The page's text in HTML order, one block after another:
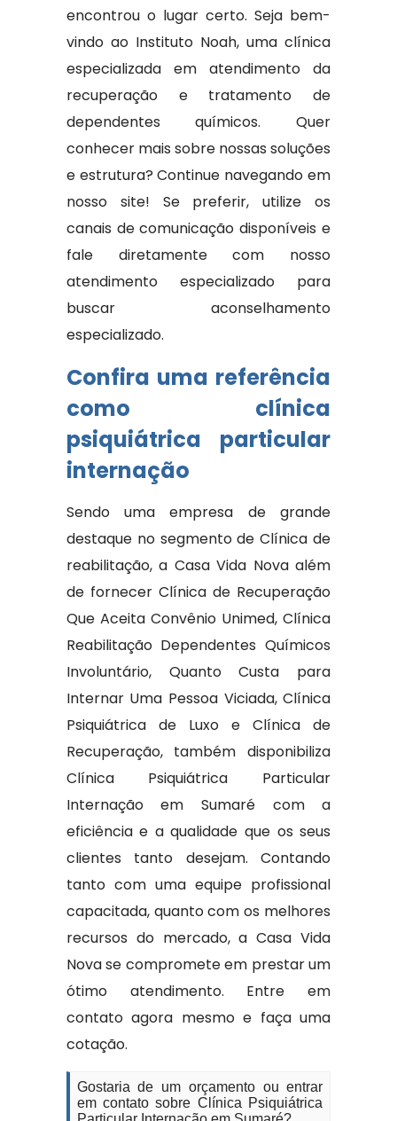
encontrou o lugar certo. Seja bem-
vindo ao Instituto Noah, uma clínica
especializada em atendimento da
recuperação e tratamento de
dependentes químicos. Quer
conhecer mais sobre nossas soluções
e estrutura? Continue navegando em
nosso site! Se preferir, utilize os
canais de comunicação disponíveis e
fale diretamente com nosso
atendimento especializado para
buscar aconselhamento
especializado.
Confira uma referência
como clínica
psiquiátrica particular
internação
Sendo uma empresa de grande
destaque no segmento de Clínica de
reabilitação, a Casa Vida Nova além
de fornecer Clínica de Recuperação
Que Aceita Convênio Unimed, Clínica
Reabilitação Dependentes Químicos
Involuntário, Quanto Custa para
Internar Uma Pessoa Viciada, Clínica
Psiquiátrica de Luxo e Clínica de
Recuperação, também disponibiliza
Clínica Psiquiátrica Particular
Internação em Sumaré com a
eficiência e a qualidade que os seus
clientes tanto desejam. Contando
tanto com uma equipe profissional
capacitada, quanto com os melhores
recursos do mercado, a Casa Vida
Nova se compromete em prestar um
ótimo atendimento. Entre em
contato agora mesmo e faça uma
cotação.
Gostaria de um orçamento ou entrar
em contato sobre Clínica Psiquiátrica